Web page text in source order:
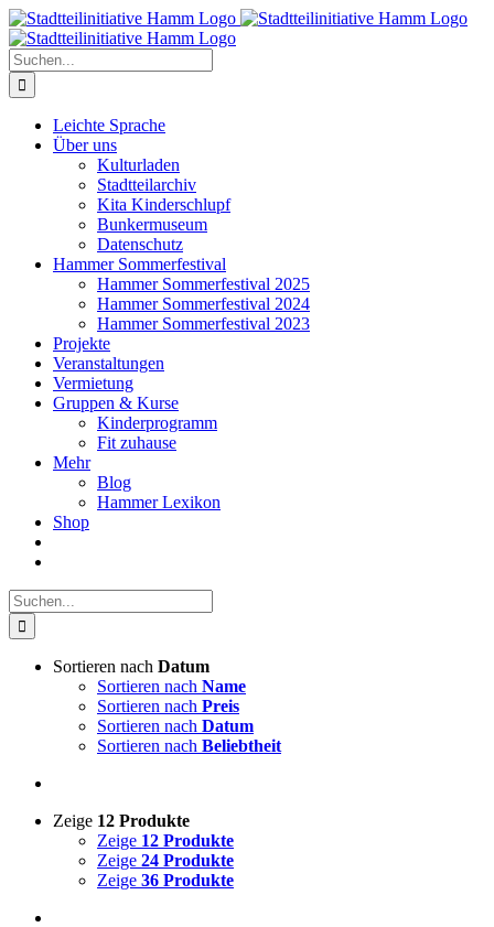
Zum
Inhalt
springen
Suche
nach:
Leichte Sprache
Über uns
Kulturladen
Stadtteilarchiv
Kita Kinderschlupf
Bunkermuseum
Datenschutz
Hammer Sommerfestival
Hammer Sommerfestival 2025
Hammer Sommerfestival 2024
Hammer Sommerfestival 2023
Projekte
Veranstaltungen
Vermietung
Gruppen & Kurse
Kinderprogramm
Fit zuhause
Mehr
Blog
Hammer Lexikon
Shop
Suche
nach:
Sortieren nach Datum
Sortieren nach Name
Sortieren nach Preis
Sortieren nach Datum
Sortieren nach Beliebtheit
Zeige 12 Produkte
Zeige 12 Produkte
Zeige 24 Produkte
Zeige 36 Produkte